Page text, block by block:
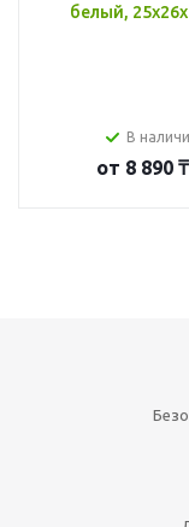
белый,
В
от 8 890 ₸